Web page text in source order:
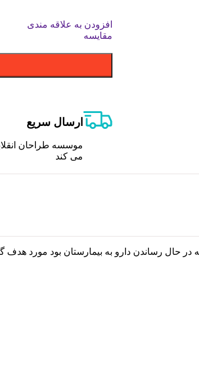
افزودن به علاقه مندی
مقایسه
ارسال سریع
موسسه طراحان
می کند
در حال رساندن دارو به بیمارستان بود مورد